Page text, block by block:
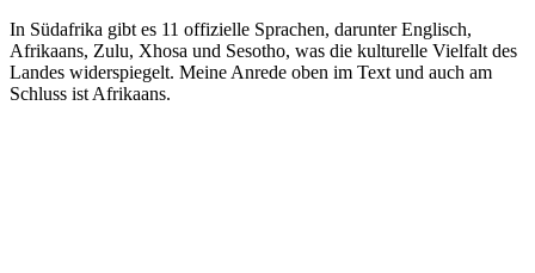
In Südafrika gibt es 11 offizielle Sprachen, darunter Englisch,
Afrikaans, Zulu, Xhosa und Sesotho, was die kulturelle Vielfalt des
Landes widerspiegelt. Meine Anrede oben im Text und auch am
Schluss ist Afrikaans.